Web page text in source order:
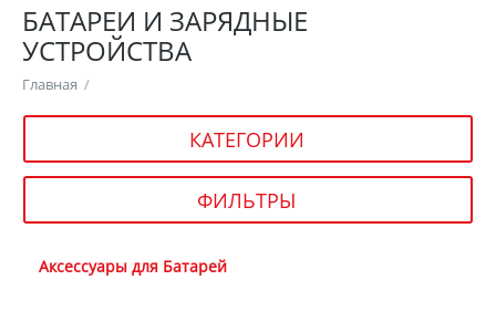
БАТАРЕИ И ЗАРЯДНЫЕ
УСТРОЙСТВА
Главная /
КАТЕГОРИИ
ФИЛЬТРЫ
Аксессуары для Батарей